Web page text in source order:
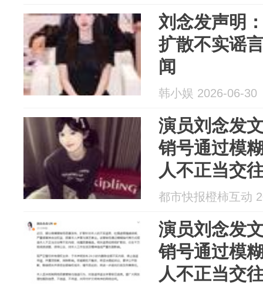
刘念发声明
扩散不实谣
闻
韩小娱 2026-06-30
演员刘念发
销号通过模
人不正当交
千万级阅读
都市快报橙柿互动
演员刘念发
销号通过模
人不正当交